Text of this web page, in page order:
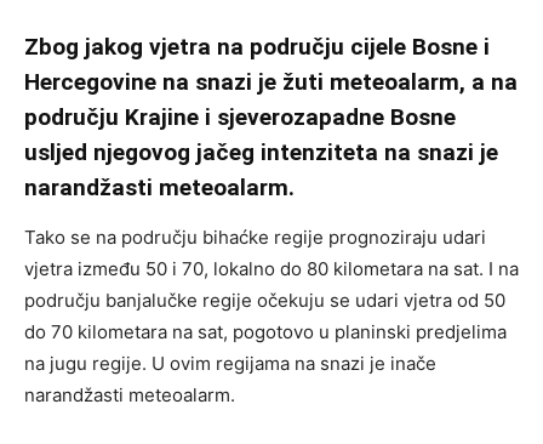
Zbog jakog vjetra na području cijele Bosne i
Hercegovine na snazi je žuti meteoalarm, a na
području Krajine i sjeverozapadne Bosne
usljed njegovog jačeg intenziteta na snazi je
narandžasti meteoalarm.
Tako se na području bihaćke regije prognoziraju udari
vjetra između 50 i 70, lokalno do 80 kilometara na sat. I na
području banjalučke regije očekuju se udari vjetra od 50
do 70 kilometara na sat, pogotovo u planinski predjelima
na jugu regije. U ovim regijama na snazi je inače
narandžasti meteoalarm.